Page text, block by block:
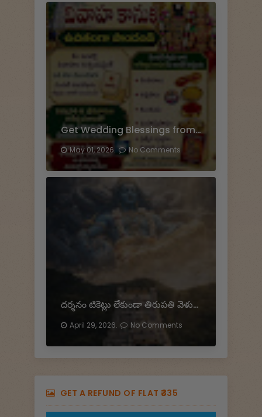
Get Wedding Blessings from Tirumala
May 01, 2026. No Comments
దర్శనం టికెట్లు లేకుండా తిరుపతి వెళుతున్నారా…?
April 29, 2026. No Comments
GET A REFUND OF FLAT ₹335